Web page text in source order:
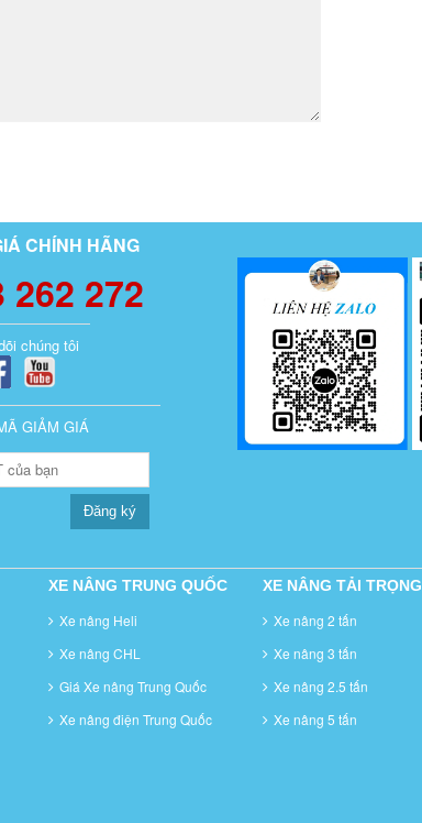
CHÍNH HÃNG
262 272
chúng tôi
GIẢM GIÁ
Đăng ký
XE NÂNG TRUNG QUỐC
Xe nâng Heli
Xe nâng CHL
Giá Xe nâng Trung Quốc
Xe nâng điện Trung Quốc
XE NÂNG TẢI TRỌNG
Xe nâng 2 tấn
Xe nâng 3 tấn
Xe nâng 2.5 tấn
Xe nâng 5 tấn